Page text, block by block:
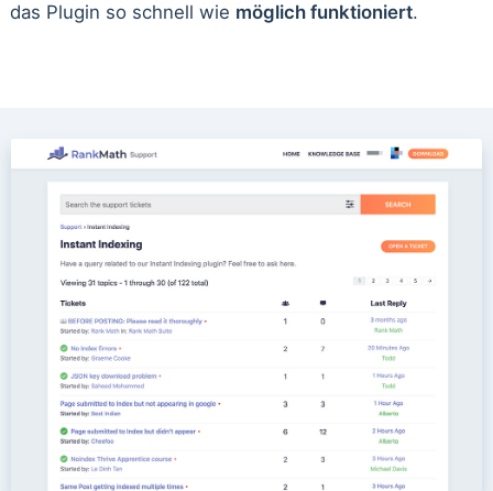
das Plugin so schnell wie möglich funktioniert.